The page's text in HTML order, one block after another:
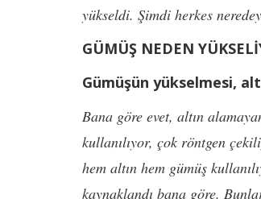
yükseldi. Şimdi herkes
GÜMÜŞ NEDEN
Gümüşün yükselmesi,
Bana göre evet, altın
kullanılıyor, çok röntgen
hem altın hem gümüş
kaynaklandı bana göre.